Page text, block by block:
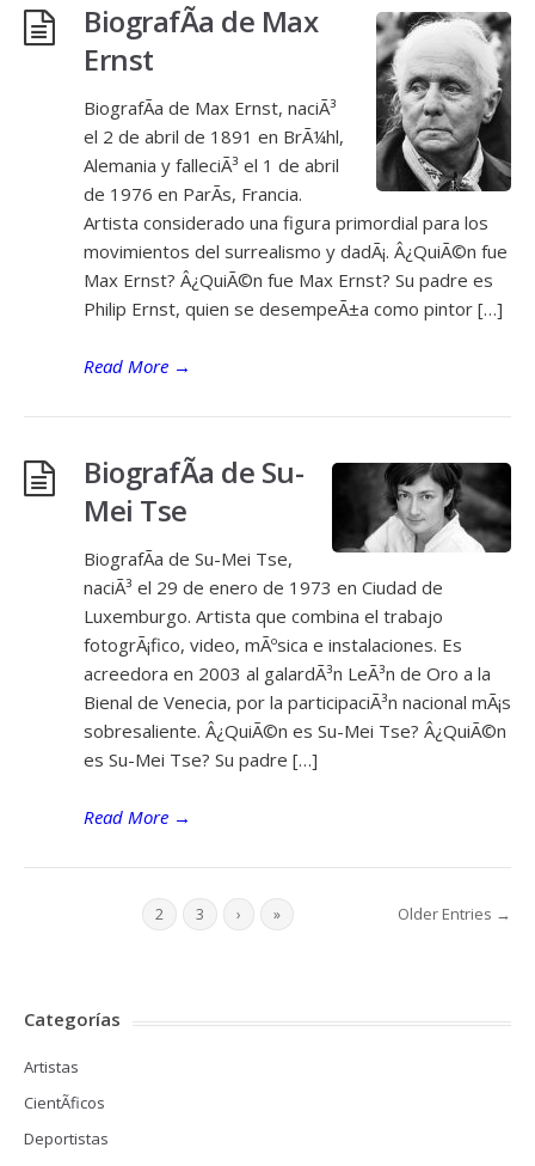
BiografÃ­a de Max
Ernst
BiografÃ­a de Max Ernst, naciÃ³
el 2 de abril de 1891 en BrÃ¼hl,
Alemania y falleciÃ³ el 1 de abril
de 1976 en ParÃ­s, Francia.
Artista considerado una figura primordial para los
movimientos del surrealismo y dadÃ¡. Â¿QuiÃ©n fue
Max Ernst? Â¿QuiÃ©n fue Max Ernst? Su padre es
Philip Ernst, quien se desempeÃ±a como pintor […]
Read More →
BiografÃ­a de Su-
Mei Tse
BiografÃ­a de Su-Mei Tse,
naciÃ³ el 29 de enero de 1973 en Ciudad de
Luxemburgo. Artista que combina el trabajo
fotogrÃ¡fico, video, mÃºsica e instalaciones. Es
acreedora en 2003 al galardÃ³n LeÃ³n de Oro a la
Bienal de Venecia, por la participaciÃ³n nacional mÃ¡s
sobresaliente. Â¿QuiÃ©n es Su-Mei Tse? Â¿QuiÃ©n
es Su-Mei Tse? Su padre […]
Read More →
2 3 › » Older Entries →
Categorías
Artistas
CientÃ­ficos
Deportistas